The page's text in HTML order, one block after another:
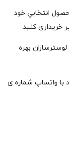
انتخابیِ خود
خریداری کنید.
بهره
با واتساپ شماره ی